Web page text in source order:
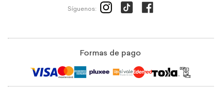
Síguenos:
Formas de pago